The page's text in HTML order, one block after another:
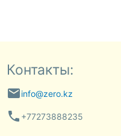
Контакты:
emailinfo@zero.kz
phone +77273888235